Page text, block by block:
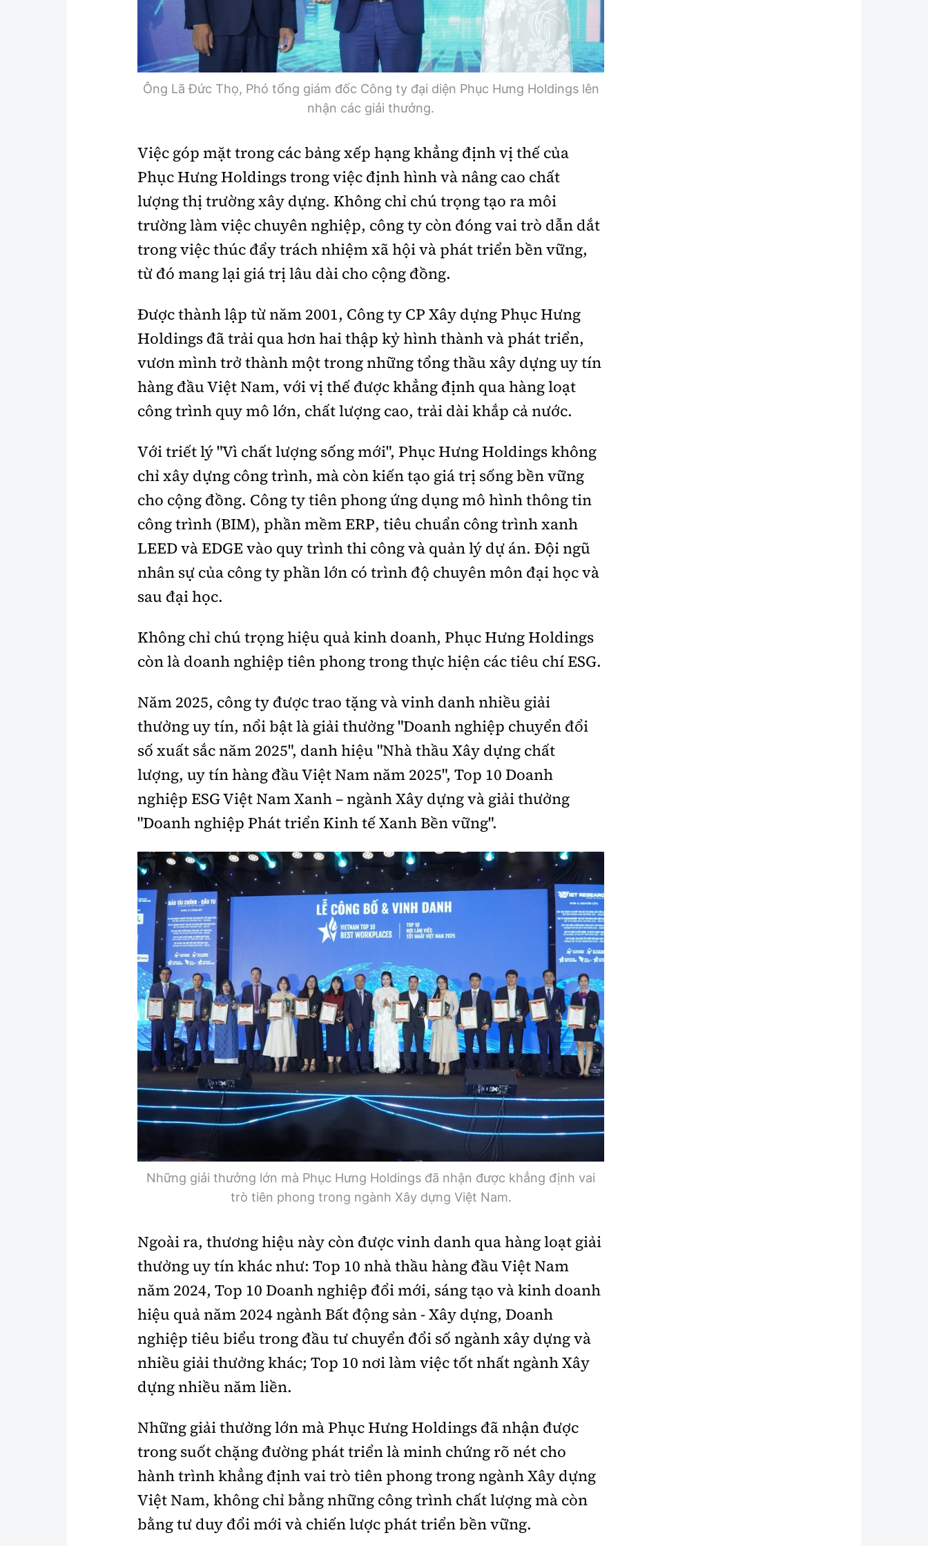
Ông Lã Đức Thọ, Phó tổng giám đốc Công ty đại diện Phục Hưng Holdings lên
nhận các giải thưởng.
Việc góp mặt trong các bảng xếp hạng khẳng định vị thế của
Phục Hưng Holdings trong việc định hình và nâng cao chất
lượng thị trường xây dựng. Không chỉ chú trọng tạo ra môi
trường làm việc chuyên nghiệp, công ty còn đóng vai trò dẫn dắt
trong việc thúc đẩy trách nhiệm xã hội và phát triển bền vững,
từ đó mang lại giá trị lâu dài cho cộng đồng.
Được thành lập từ năm 2001, Công ty CP Xây dựng Phục Hưng
Holdings đã trải qua hơn hai thập kỷ hình thành và phát triển,
vươn mình trở thành một trong những tổng thầu xây dựng uy tín
hàng đầu Việt Nam, với vị thế được khẳng định qua hàng loạt
công trình quy mô lớn, chất lượng cao, trải dài khắp cả nước.
Với triết lý "Vì chất lượng sống mới", Phục Hưng Holdings không
chỉ xây dựng công trình, mà còn kiến tạo giá trị sống bền vững
cho cộng đồng. Công ty tiên phong ứng dụng mô hình thông tin
công trình (BIM), phần mềm ERP, tiêu chuẩn công trình xanh
LEED và EDGE vào quy trình thi công và quản lý dự án. Đội ngũ
nhân sự của công ty phần lớn có trình độ chuyên môn đại học và
sau đại học.
Không chỉ chú trọng hiệu quả kinh doanh, Phục Hưng Holdings
còn là doanh nghiệp tiên phong trong thực hiện các tiêu chí ESG.
Năm 2025, công ty được trao tặng và vinh danh nhiều giải
thưởng uy tín, nổi bật là giải thưởng "Doanh nghiệp chuyển đổi
số xuất sắc năm 2025", danh hiệu "Nhà thầu Xây dựng chất
lượng, uy tín hàng đầu Việt Nam năm 2025", Top 10 Doanh
nghiệp ESG Việt Nam Xanh – ngành Xây dựng và giải thưởng
"Doanh nghiệp Phát triển Kinh tế Xanh Bền vững".
Những giải thưởng lớn mà Phục Hưng Holdings đã nhận được khẳng định vai
trò tiên phong trong ngành Xây dựng Việt Nam.
Ngoài ra, thương hiệu này còn được vinh danh qua hàng loạt giải
thưởng uy tín khác như: Top 10 nhà thầu hàng đầu Việt Nam
năm 2024, Top 10 Doanh nghiệp đổi mới, sáng tạo và kinh doanh
hiệu quả năm 2024 ngành Bất động sản - Xây dựng, Doanh
nghiệp tiêu biểu trong đầu tư chuyển đổi số ngành xây dựng và
nhiều giải thưởng khác; Top 10 nơi làm việc tốt nhất ngành Xây
dựng nhiều năm liền.
Những giải thưởng lớn mà Phục Hưng Holdings đã nhận được
trong suốt chặng đường phát triển là minh chứng rõ nét cho
hành trình khẳng định vai trò tiên phong trong ngành Xây dựng
Việt Nam, không chỉ bằng những công trình chất lượng mà còn
bằng tư duy đổi mới và chiến lược phát triển bền vững.